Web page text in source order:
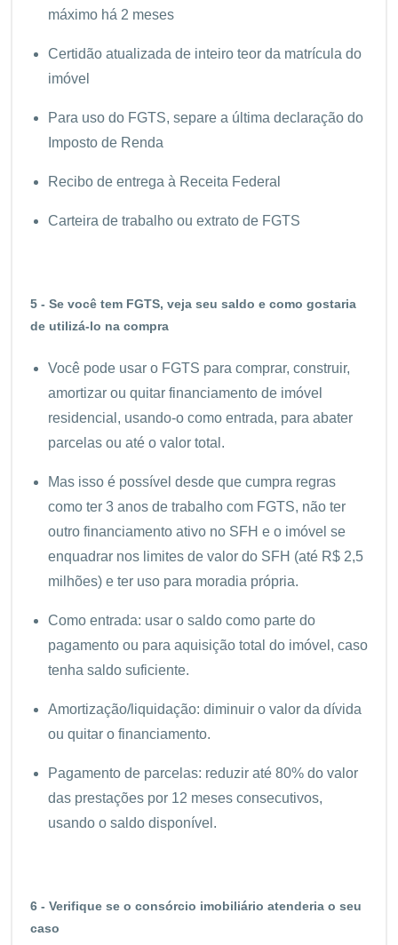
máximo há 2 meses
Certidão atualizada de inteiro teor da matrícula do
imóvel
Para uso do FGTS, separe a última declaração do
Imposto de Renda
Recibo de entrega à Receita Federal
Carteira de trabalho ou extrato de FGTS
5 - Se você tem FGTS, veja seu saldo e como gostaria
de utilizá-lo na compra
Você pode usar o FGTS para comprar, construir,
amortizar ou quitar financiamento de imóvel
residencial, usando-o como entrada, para abater
parcelas ou até o valor total.
Mas isso é possível desde que cumpra regras
como ter 3 anos de trabalho com FGTS, não ter
outro financiamento ativo no SFH e o imóvel se
enquadrar nos limites de valor do SFH (até R$ 2,5
milhões) e ter uso para moradia própria.
Como entrada: usar o saldo como parte do
pagamento ou para aquisição total do imóvel, caso
tenha saldo suficiente.
Amortização/liquidação: diminuir o valor da dívida
ou quitar o financiamento.
Pagamento de parcelas: reduzir até 80% do valor
das prestações por 12 meses consecutivos,
usando o saldo disponível.
6 - Verifique se o consórcio imobiliário atenderia o seu
caso